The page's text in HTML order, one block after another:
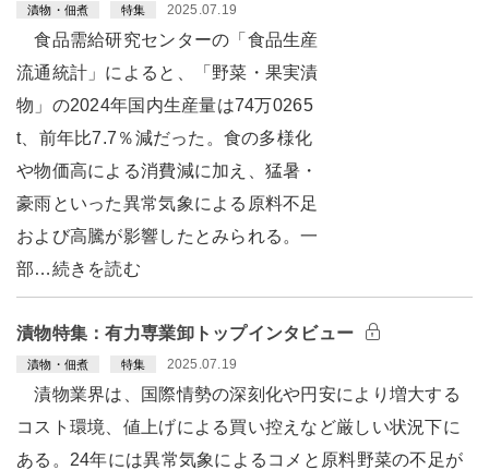
漬物・佃煮 特集 2025.07.19
食品需給研究センターの「食品生産
流通統計」によると、「野菜・果実漬
物」の2024年国内生産量は74万0265
t、前年比7.7％減だった。食の多様化
や物価高による消費減に加え、猛暑・
豪雨といった異常気象による原料不足
および高騰が影響したとみられる。一
部…続きを読む
漬物特集：有力専業卸トップインタビュー
漬物・佃煮 特集 2025.07.19
漬物業界は、国際情勢の深刻化や円安により増大する
コスト環境、値上げによる買い控えなど厳しい状況下に
ある。24年には異常気象によるコメと原料野菜の不足が